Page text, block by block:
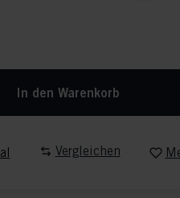
In den Warenkorb
Vergleichen